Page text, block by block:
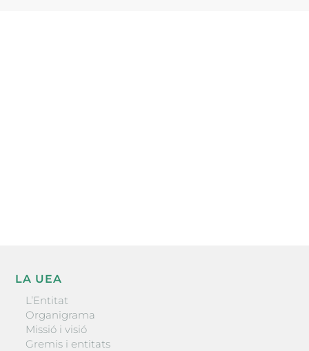
LA UEA
L’Entitat
Organigrama
Missió i visió
Gremis i entitats